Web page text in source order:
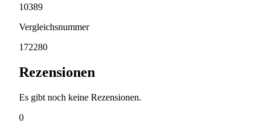
10389
Vergleichsnummer
172280
Rezensionen
Es gibt noch keine Rezensionen.
0